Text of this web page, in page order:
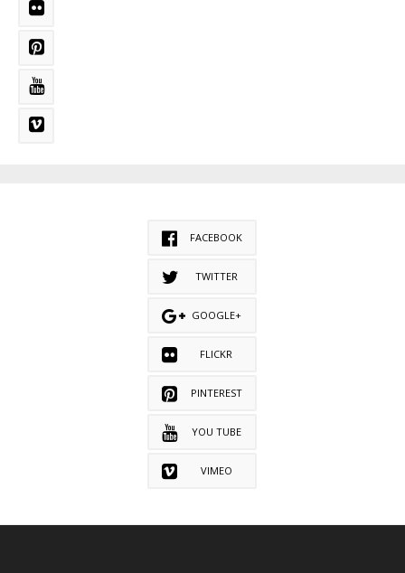
FACEBOOK
TWITTER
GOOGLE+
FLICKR
PINTEREST
YOU TUBE
VIMEO